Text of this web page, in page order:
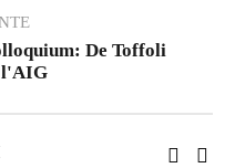
De Toffoli
l'AIG